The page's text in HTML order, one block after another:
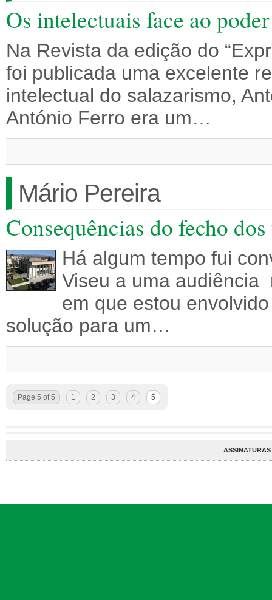
Os intelectuais face ao poder
Na Revista da edição do
foi publicada uma excelente
intelectual do salazarismo,
António Ferro era um…
Mário Pereira
Consequências do fecho
Há algum tempo fui
Viseu a uma audiência
em que estou
solução para um…
Page 5 of 5 1 2 3 4 5
ASSINATURAS